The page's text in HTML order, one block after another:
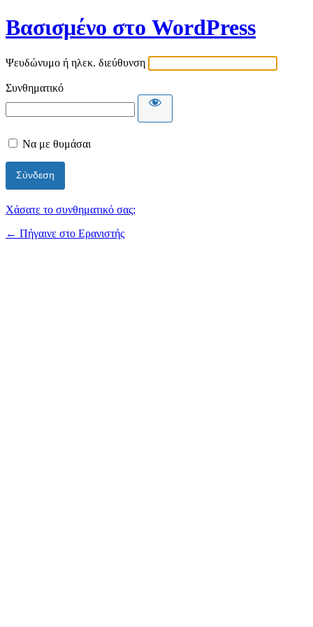
Βασισμένο στο WordPress
Ψευδώνυμο ή ηλεκ. διεύθυνση
Συνθηματικό
Να με θυμάσαι
Χάσατε το συνθηματικό σας;
← Πήγαινε στο Ερανιστής